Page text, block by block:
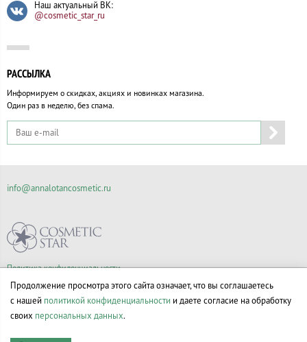
Наш актуальный ВК:
@cosmetic_star_ru
РАССЫЛКА
Информируем о скидках, акциях и новинках магазина.
Один раз в неделю, без спама.
Политика конфиденциальности
Правила продажи товаров
Согласие на обработку персональных данных
info@annalotancosmetic.ru
Продолжение просмотра этого сайта означает, что вы соглашаетесь
с нашей политикой конфиденциальности и даете согласие на обработку
своих персональных данных.